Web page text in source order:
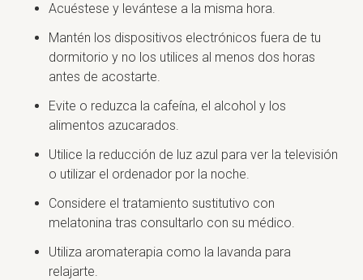
Acuéstese y levántese a la misma hora.
Mantén los dispositivos electrónicos fuera de tu
dormitorio y no los utilices al menos dos horas
antes de acostarte.
Evite o reduzca la cafeína, el alcohol y los
alimentos azucarados.
Utilice la reducción de luz azul para ver la televisión
o utilizar el ordenador por la noche.
Considere el tratamiento sustitutivo con
melatonina tras consultarlo con su médico.
Utiliza aromaterapia como la lavanda para
relajarte.